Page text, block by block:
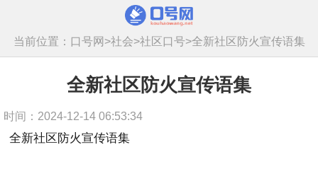
当前位置： 口号网 >社会>社区口号>全新社区防火宣传语集
全新社区防火宣传语集
时间：2024-12-14 06:53:34
全新社区防火宣传语集